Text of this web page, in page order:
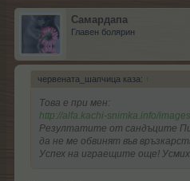
Самардапа
Главен болярин
червената_шапчица каза: ↑
Това е при мен:
http://alfa.kachi-snimka.info/
Резултатите от сандъците
да не ме обвинят във
Успех на играещите още!